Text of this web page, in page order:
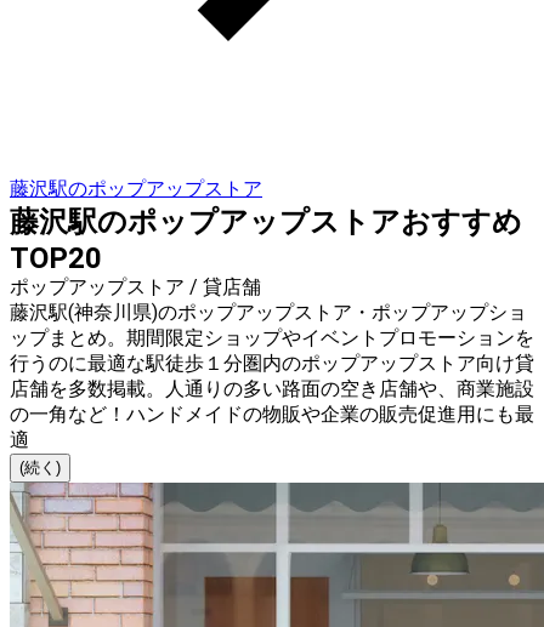
藤沢駅のポップアップストア
藤沢駅のポップアップストアおすすめ
TOP20
ポップアップストア / 貸店舗
藤沢駅(神奈川県)のポップアップストア・ポップアップショ
ップまとめ。期間限定ショップやイベントプロモーションを
行うのに最適な駅徒歩１分圏内のポップアップストア向け貸
店舗を多数掲載。人通りの多い路面の空き店舗や、商業施設
の一角など！ハンドメイドの物販や企業の販売促進用にも最
適
(続く)